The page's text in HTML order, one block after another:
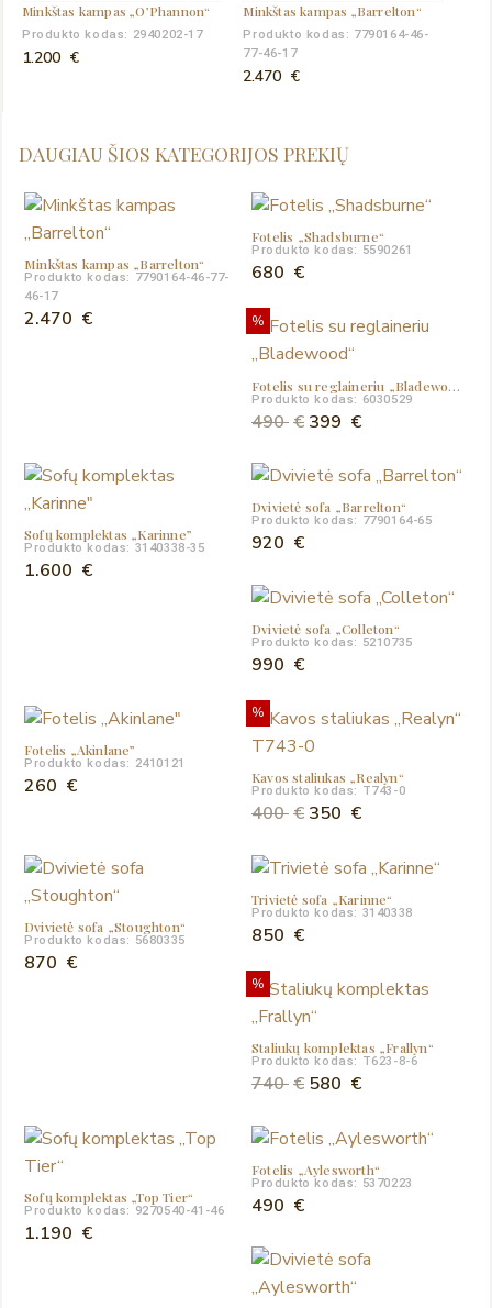
Minkštas kampas „O’Phannon“
Produkto kodas: 2940202-17
1.200 €
Minkštas kampas „Barrelton“
Produkto kodas: 7790164-46-
77-46-17
2.470 €
DAUGIAU ŠIOS KATEGORIJOS PREKIŲ
Minkštas kampas „Barrelton“
Produkto kodas: 7790164-46-77-
46-17
2.470 €
Fotelis „Shadsburne“
Produkto kodas: 5590261
680 €
%
Fotelis su reglaineriu „Bladewood“
Produkto kodas: 6030529
490€ Original
was:
490 €.
399 €Current
is:
399 €.
Sofų komplektas „Karinne”
Produkto kodas: 3140338-35
1.600 €
Dvivietė sofa „Barrelton“
Produkto kodas: 7790164-65
920 €
Dvivietė sofa „Colleton“
Produkto kodas: 5210735
990 €
Fotelis „Akinlane”
Produkto kodas: 2410121
260 €
%
Kavos staliukas „Realyn“
Produkto kodas: T743-0
400€ Original
was:
400 €.
350 €Current
is:
350 €.
Dvivietė sofa „Stoughton“
Produkto kodas: 5680335
870 €
Trivietė sofa „Karinne“
Produkto kodas: 3140338
850 €
%
Staliukų komplektas „Frallyn“
Produkto kodas: T623-8-6
740€ Original
was:
740 €.
580 €Current
is:
580 €.
Sofų komplektas „Top Tier“
Produkto kodas: 9270540-41-46
1.190 €
Fotelis „Aylesworth“
Produkto kodas: 5370223
490 €